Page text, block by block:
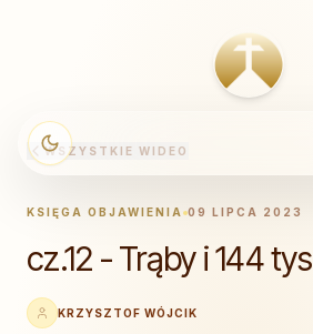
WSZYSTKIE WIDEO
KSIĘGA OBJAWIENIA 09 LIPCA 2023
cz.12 - Trąby i 144 tys
KRZYSZTOF WÓJCIK